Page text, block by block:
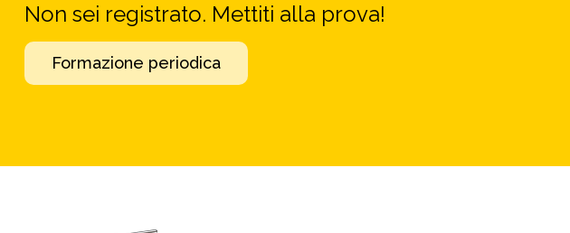
Non sei registrato. Mettiti alla prova!
Formazione periodica